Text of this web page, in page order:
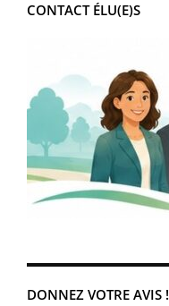
CONTACT ÉLU(E)S
DONNEZ VOTRE AVIS !